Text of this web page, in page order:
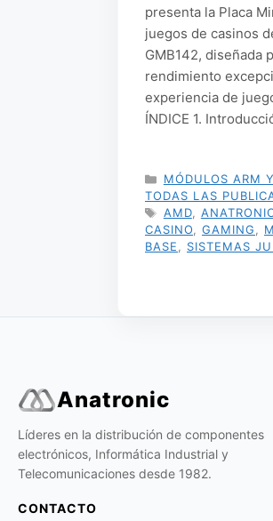
presenta la Placa
juegos de casinos
GMB142, diseñada
rendimiento
experiencia de
ÍNDICE 1.
CATEGORÍAS
MÓDULOS ARM
TODAS LAS
ETIQUETAS
AMD,
CASINO
GAMING
BASE
SISTEMAS
Anatronic
Líderes en la distribución de componentes
electrónicos, Informática Industrial y
Telecomunicaciones desde 1982.
CONTACTO